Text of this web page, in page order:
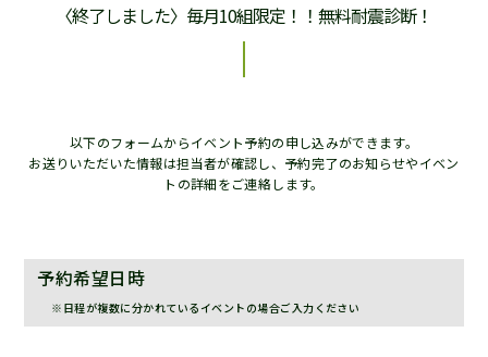
〈終了しました〉毎月10組限定！！無料耐震診断！
以下のフォームからイベント予約の申し込みができます。
お送りいただいた情報は担当者が確認し、予約完了のお知らせやイベン
トの詳細をご連絡します。
予約希望日時
※日程が複数に分かれているイベントの場合ご入力ください